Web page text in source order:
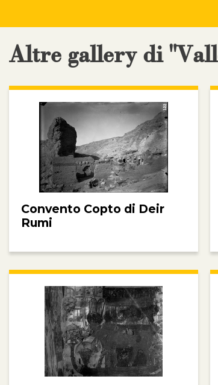
Altre gallery di
Convento Copto di Deir
Rumi